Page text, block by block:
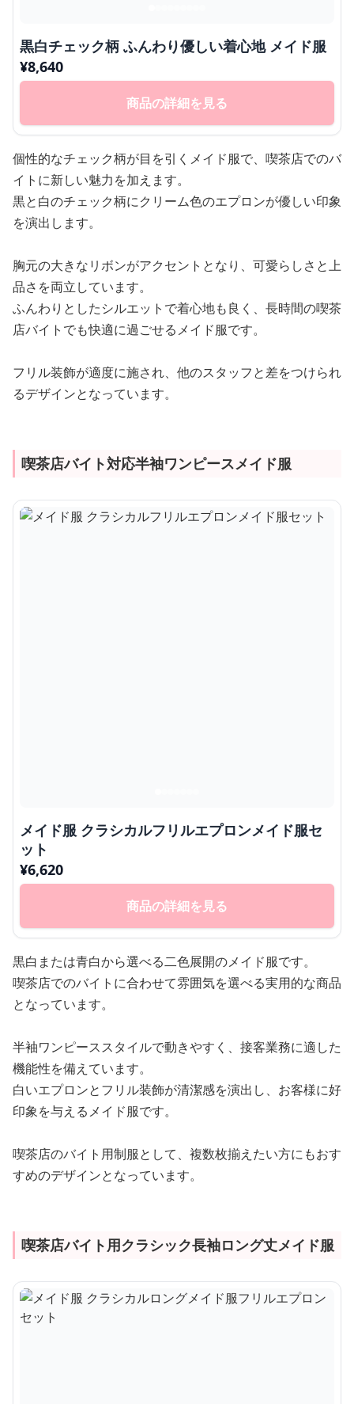
黒白チェック柄 ふんわり優しい着心地 メイド服
¥8,640
商品の詳細を見る
個性的なチェック柄が目を引くメイド服で、喫茶店でのバ
イトに新しい魅力を加えます。
黒と白のチェック柄にクリーム色のエプロンが優しい印象
を演出します。
胸元の大きなリボンがアクセントとなり、可愛らしさと上
品さを両立しています。
ふんわりとしたシルエットで着心地も良く、長時間の喫茶
店バイトでも快適に過ごせるメイド服です。
フリル装飾が適度に施され、他のスタッフと差をつけられ
るデザインとなっています。
喫茶店バイト対応半袖ワンピースメイド服
メイド服 クラシカルフリルエプロンメイド服セ
ット
¥6,620
商品の詳細を見る
黒白または青白から選べる二色展開のメイド服です。
喫茶店でのバイトに合わせて雰囲気を選べる実用的な商品
となっています。
半袖ワンピーススタイルで動きやすく、接客業務に適した
機能性を備えています。
白いエプロンとフリル装飾が清潔感を演出し、お客様に好
印象を与えるメイド服です。
喫茶店のバイト用制服として、複数枚揃えたい方にもおす
すめのデザインとなっています。
喫茶店バイト用クラシック長袖ロング丈メイド服